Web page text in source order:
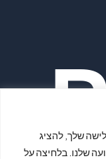
שלך, להציג
שלנו. בלחיצה על